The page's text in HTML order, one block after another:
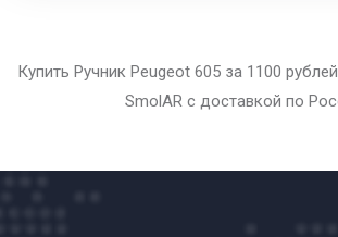
Купить Ручник Peugeot 605 за 1100
SmolAR с доставкой по